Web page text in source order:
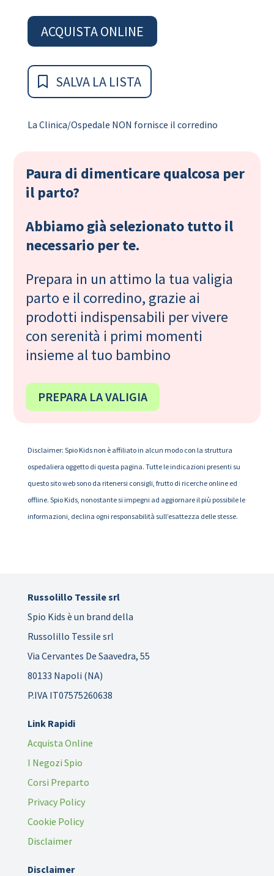
ACQUISTA ONLINE
SALVA LA LISTA
La Clinica/Ospedale NON fornisce il corredino
Paura di dimenticare qualcosa per
il parto?
Abbiamo già selezionato tutto il
necessario per te.
Prepara in un attimo la tua valigia
parto e il corredino, grazie ai
prodotti indispensabili per vivere
con serenità i primi momenti
insieme al tuo bambino
PREPARA LA VALIGIA
Disclaimer: Spio Kids non è affiliato in alcun modo con la struttura
ospedaliera oggetto di questa pagina. Tutte le indicazioni presenti su
questo sito web sono da ritenersi consigli, frutto di ricerche online ed
offline. Spio Kids, nonostante si impegni ad aggiornare il più possibile le
informazioni, declina ogni responsabilità sull’esattezza delle stesse.
Russolillo Tessile srl
Spio Kids è un brand della
Russolillo Tessile srl
Via Cervantes De Saavedra, 55
80133 Napoli (NA)
P.IVA IT07575260638
Link Rapidi
Acquista Online
I Negozi Spio
Corsi Preparto
Privacy Policy
Cookie Policy
Disclaimer
Disclaimer